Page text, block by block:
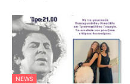
NEWS